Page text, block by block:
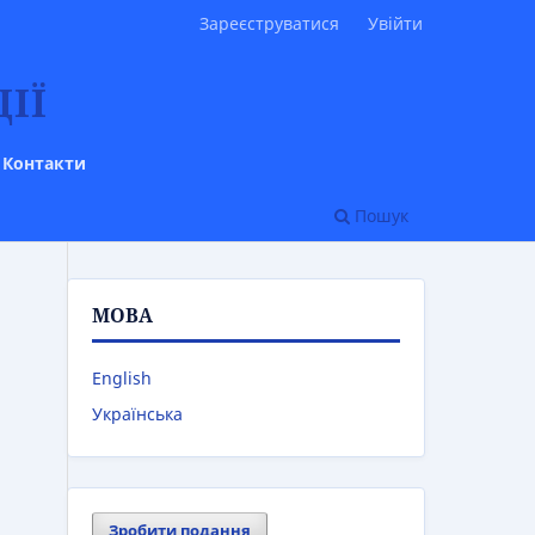
Контакти
Пошук
Зареєструватися Увійти
МОВА
English
Українська
Зробити подання